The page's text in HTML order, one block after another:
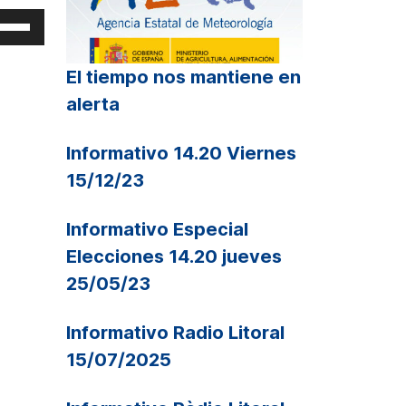
El tiempo nos mantiene en
alerta
Informativo 14.20 Viernes
15/12/23
Informativo Especial
Elecciones 14.20 jueves
25/05/23
Informativo Radio Litoral
15/07/2025